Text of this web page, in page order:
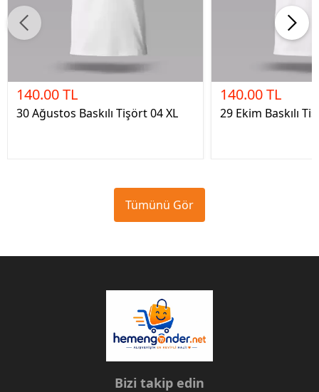
140.00 TL
30 Ağustos Baskılı Tişört 04 XL
140.00 TL
29 Ekim Baskılı
Tümünü Gör
Bizi takip edin